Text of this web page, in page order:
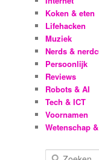
Koken & eten
Lifehacken
Muziek
Nerds &
Persoonlijk
Reviews
Robots & AI
Tech & ICT
Voornamen
Wetenschap